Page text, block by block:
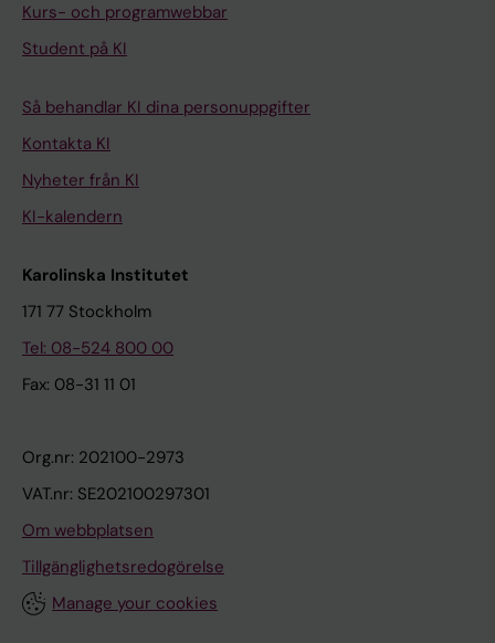
Kurs- och programwebbar
Student på KI
Så behandlar KI dina personuppgifter
Kontakta KI
Nyheter från KI
KI-kalendern
Karolinska Institutet
171 77 Stockholm
Tel: 08-524 800 00
Fax: 08-31 11 01
Org.nr: 202100-2973
VAT.nr: SE202100297301
Om webbplatsen
Tillgänglighetsredogörelse
Manage your cookies